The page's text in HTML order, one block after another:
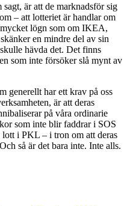
är att de marknadsför sig
– att lotteriet är handlar om
lögn som om IKEA,
en mindre del av sin
hävda det. Det finns
som inte försöker slå mynt av
generellt har ett krav på oss
är att deras
på våra ordinarie
som inte blir faddrar i SOS
i PKL – i tron om att deras
så är det bara inte. Inte alls.